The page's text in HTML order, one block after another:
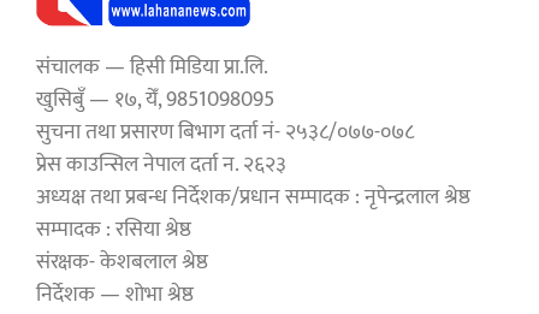
संचालक — हिसी मिडिया प्रा.लि.
खुसिबुँ — १७, येँ, 9851098095
सुचना तथा प्रसारण बिभाग दर्ता नं- २५३८/०७७-०७८
प्रेस काउन्सिल नेपाल दर्ता न. २६२३
अध्यक्ष तथा प्रबन्ध निर्देशक/प्रधान सम्पादक : नृपेन्द्रलाल श्रेष्ठ
सम्पादक : रसिया श्रेष्ठ
संरक्षक- केशबलाल श्रेष्ठ
निर्देशक — शोभा श्रेष्ठ